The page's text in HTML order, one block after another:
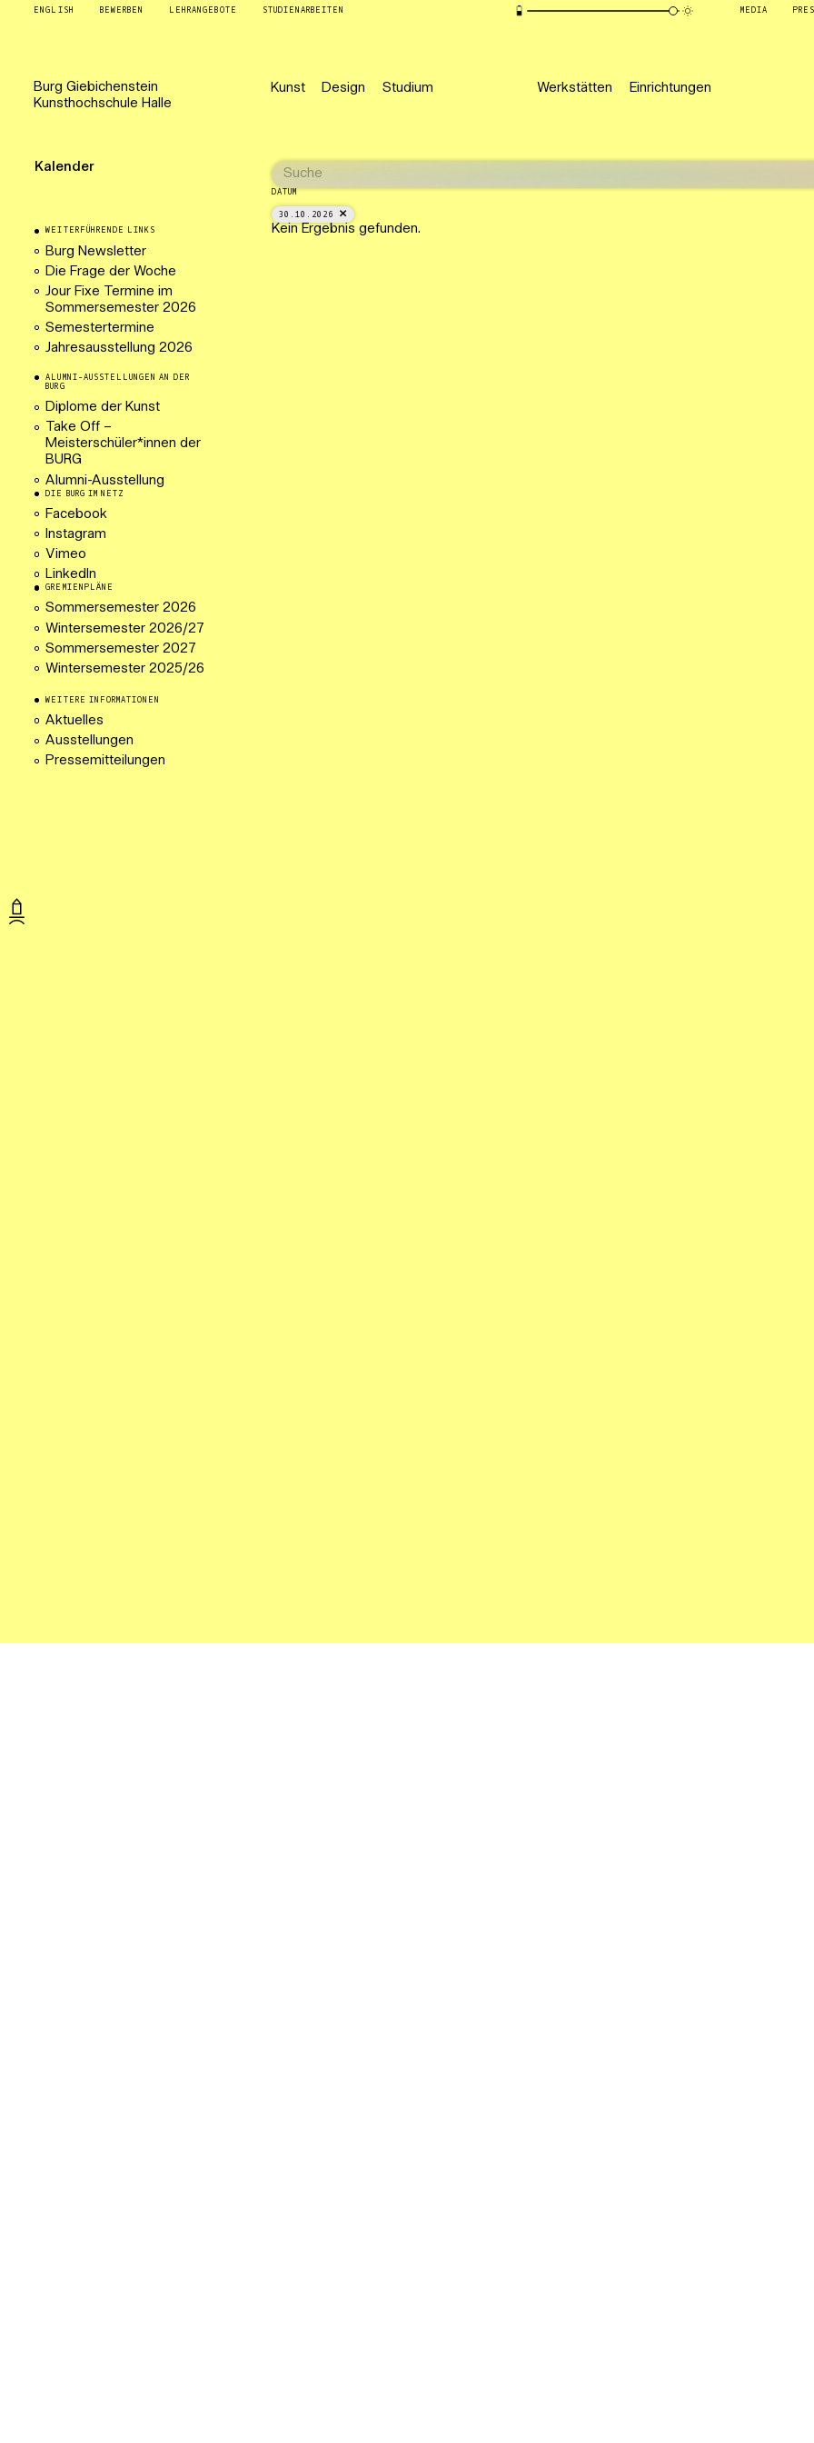
ENGLISH BEWERBEN LEHRANGEBOTE STUDIENARBEITEN MEDIA
Burg Giebichenstein
Kunsthochschule Halle
Kunst Design Studium Werkstätten Einrichtungen
DATUM
30.10.2026
Kein Ergebnis gefunden.
Kalender
WEITERFÜHRENDE LINKS
Burg Newsletter
Die Frage der Woche
Jour Fixe Termine im
Sommersemester 2026
Semestertermine
Jahresausstellung 2026
ALUMNI-AUSSTELLUNGEN AN DER
BURG
Diplome der Kunst
Take Off –
Meisterschüler*innen der
BURG
Alumni-Ausstellung
DIE BURG IM NETZ
Facebook
Instagram
Vimeo
LinkedIn
GREMIENPLÄNE
Sommersemester 2026
Wintersemester 2026/27
Sommersemester 2027
Wintersemester 2025/26
WEITERE INFORMATIONEN
Aktuelles
Ausstellungen
Pressemitteilungen